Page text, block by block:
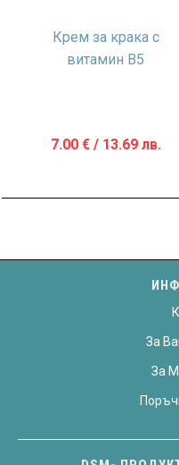
Крем за крака с
витамин B5
7.00 €/ 13.69 лв.
За
За